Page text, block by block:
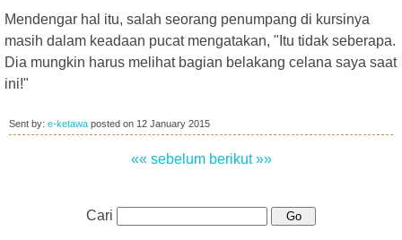
Mendengar hal itu, salah seorang penumpang di kursinya
masih dalam keadaan pucat mengatakan, "Itu tidak seberapa.
Dia mungkin harus melihat bagian belakang celana saya saat
ini!"
Sent by: e-ketawa posted on 12 January 2015
«« sebelum berikut »»
Cari